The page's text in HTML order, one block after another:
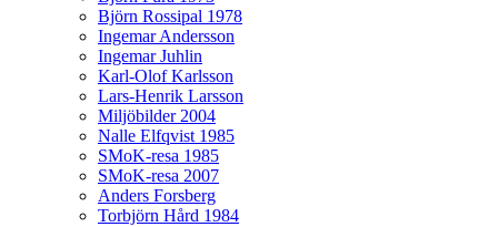
Björn Rossipal 1978
Ingemar Andersson
Ingemar Juhlin
Karl-Olof Karlsson
Lars-Henrik Larsson
Miljöbilder 2004
Nalle Elfqvist 1985
SMoK-resa 1985
SMoK-resa 2007
Anders Forsberg
Torbjörn Hård 1984